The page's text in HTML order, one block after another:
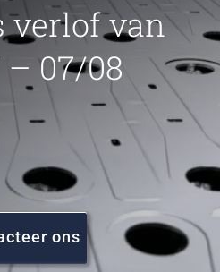
verlof van
– 07/08
ons